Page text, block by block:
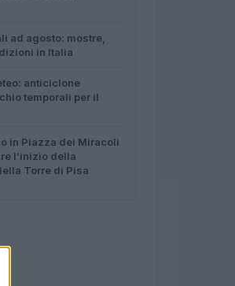
ad agosto: mostre,
in Italia
anticiclone
temporali per il
in Piazza dei Miracoli
l’inizio della
Torre di Pisa